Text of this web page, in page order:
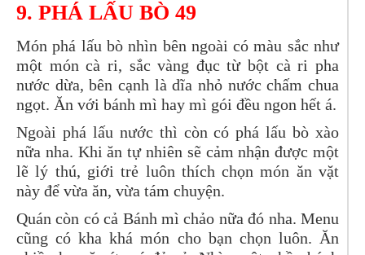
9. PHÁ LẤU BÒ 49
Món phá lấu bò nhìn bên ngoài có màu sắc như
một món cà ri, sắc vàng đục từ bột cà ri pha
nước dừa, bên cạnh là dĩa nhỏ nước chấm chua
ngọt. Ăn với bánh mì hay mì gói đều ngon hết á.
Ngoài phá lấu nước thì còn có phá lấu bò xào
nữa nha. Khi ăn tự nhiên sẽ cảm nhận được một
lẽ lý thú, giới trẻ luôn thích chọn món ăn vặt
này để vừa ăn, vừa tám chuyện.
Quán còn có cả Bánh mì chảo nữa đó nha. Menu
cũng có kha khá món cho bạn chọn luôn. Ăn